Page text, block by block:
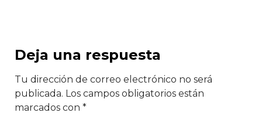
Deja una respuesta
Tu dirección de correo electrónico no será
publicada. Los campos obligatorios están
marcados con *